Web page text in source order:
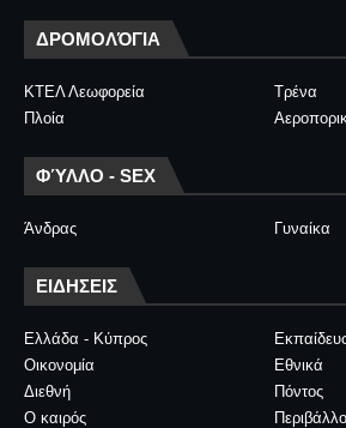
ΔΡΟΜΟΛΌΓΙΑ
ΚΤΕΛ Λεωφορεία
Τρένα
Πλοία
ΦΎΛΛΟ - SEX
Άνδρας Γυναίκα
ΕΙΔΗΣΕΙΣ
Ελλάδα - Κύπρος
Οικονομία
Εθνικά
Διεθνή
Πόντος
Ο καιρός